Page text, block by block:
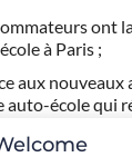
ont
à Paris ;
aux
auto-école
qualité des
paraître